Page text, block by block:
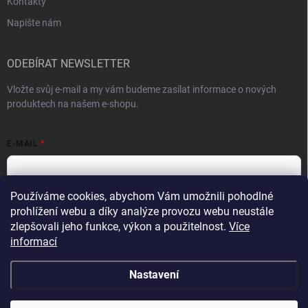
Používáme cookies, abychom Vám umožnili pohodlné
prohlížení webu a díky analýze provozu webu neustále
zlepšovali jeho funkce, výkon a použitelnost. Více
informací
Nastavení
Napište nám
ODEBÍRAT NEWSLETTER
Vložte svůj e-mail a my vám budeme zasílat informace o nových
produktech na našem e-shopu.
E-MAIL
Vložením e-mailu souhlasíte spodmínkami ochrany osobních údajů
Přihlásit se
Copyright 2026VykurTo.cz. Všechna práva vyhrazena.